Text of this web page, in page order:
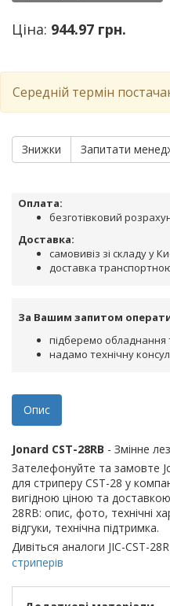
Ціна: 944.97 грн.
Середній термін
Знижки Запитати
Оплата:
безготівковий
Доставка:
самовивіз зі складу у
доставка
За Вашим запитом
підберемо обладнання
надамо технічну
Опис
Jonard CST-28RB - Змінне
Зателефонуйте та замовте
для стриперу CST-28 у
вигідною ціною та доставкою
28RB: опис, фото, технічні
відгуки, технічна підтримка.
Дивіться аналоги JIC-CST-
стриперів